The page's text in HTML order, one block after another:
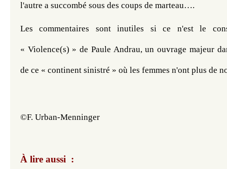
l'autre a succombé sous des coups de marteau….
Les commentaires sont inutiles si ce n'est le
« Violence(s) » de Paule Andrau, un ouvrage majeur
de ce « continent sinistré » où les femmes n'ont plus de
©F. Urban-Menninger
À lire aussi :